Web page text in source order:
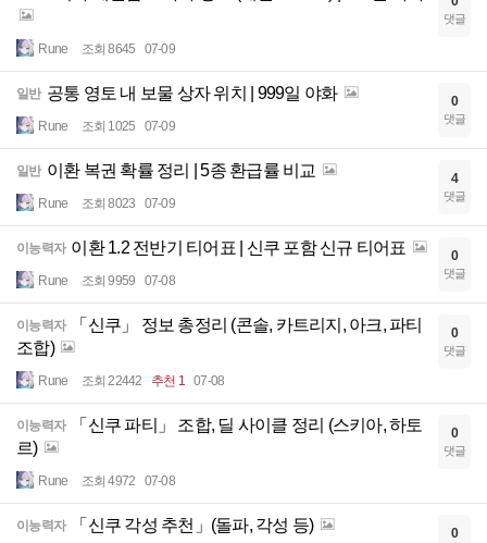
Rune 조회 8645 07-09
댓글
일반 공통 영토 내 보물 상자 위치 | 999일 야화
Rune 조회 1025 07-09
0
댓글
일반 이환 복권 확률 정리 | 5종 환급률 비교
Rune 조회 8023 07-09
4
댓글
이능력자 이환 1.2 전반기 티어표 | 신쿠 포함 신규 티어표
Rune 조회 9959 07-08
0
댓글
이능력자
「신쿠」 정보 총정리 (콘솔, 카트리지, 아크, 파티
조합)
Rune 조회 22442 추천 1 07-08
0
댓글
이능력자
「신쿠 파티」 조합, 딜 사이클 정리 (스키아, 하토
르)
Rune 조회 4972 07-08
0
댓글
이능력자 「신쿠 각성 추천」(돌파, 각성 등) 0